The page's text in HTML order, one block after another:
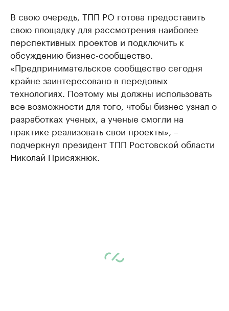
В свою очередь, ТПП РО готова предоставить
свою площадку для рассмотрения наиболее
перспективных проектов и подключить к
обсуждению бизнес-сообщество.
«Предпринимательское сообщество сегодня
крайне заинтересовано в передовых
технологиях. Поэтому мы должны использовать
все возможности для того, чтобы бизнес узнал о
разработках ученых, а ученые смогли на
практике реализовать свои проекты», –
подчеркнул президент ТПП Ростовской области
Николай Присяжнюк.